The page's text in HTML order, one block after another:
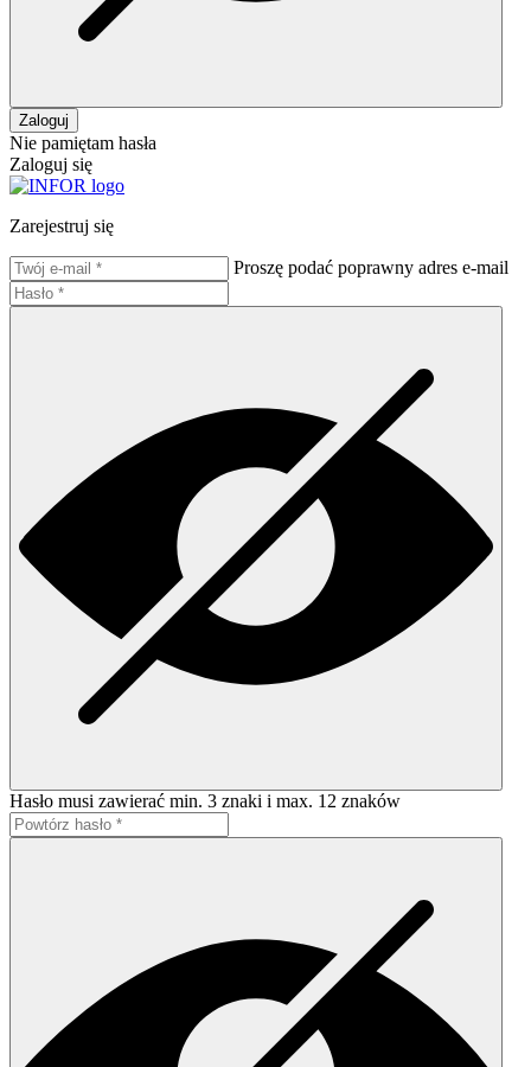
Zaloguj
Nie pamiętam hasła
Zaloguj się
Zarejestruj się
Proszę podać poprawny adres e-mail
Hasło musi zawierać min. 3 znaki i max. 12 znaków